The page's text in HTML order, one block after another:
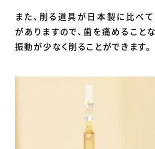
また、削る道具が日本製に比べ
がありますので、歯を痛めること
振動が少なく削ることができます。